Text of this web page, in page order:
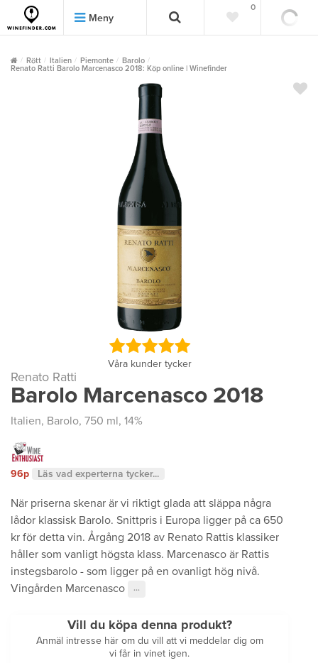
Meny
0
Rött Italien Piemonte
Barolo
Renato Ratti Barolo Marcenasco 2018: Köp online | Winefinder
Våra kunder tycker
Renato Ratti
Barolo Marcenasco 2018
Italien, Barolo, 750 ml, 14%
96p Läs vad experterna tycker...
När priserna skenar är vi riktigt glada att släppa några
lådor klassisk Barolo. Snittpris i Europa ligger på ca 650
kr för detta vin. Årgång 2018 av Renato Rattis klassiker
håller som vanligt högsta klass. Marcenasco är Rattis
instegsbarolo - som ligger på en ovanligt hög nivå.
Vingården Marcenasco
···
Vill du köpa denna produkt?
Anmäl intresse här om du vill att vi meddelar dig om
vi får in vinet igen.
""